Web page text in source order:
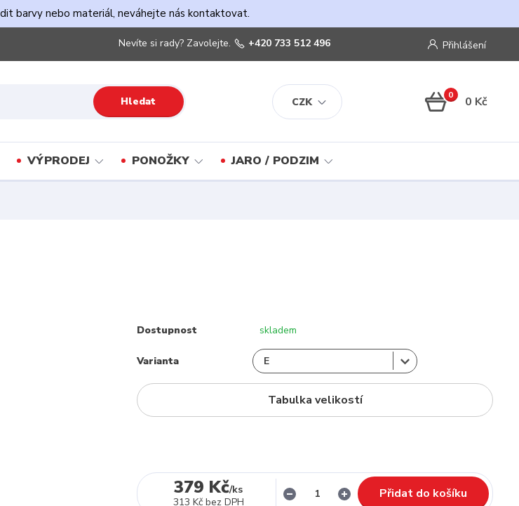
barvy nebo materiál, neváhejte nás kontaktovat.
CZK
Přihlášení
Hledat
Nevíte si rady? Zavolejte. +420 733 512 496
0 0 Kč
VÝPRODEJ PONOŽKY JARO / PODZIM
Dostupnost skladem
Varianta
Tabulka velikostí
379 Kč/ks
313 Kč bez DPH
Přidat do košíku